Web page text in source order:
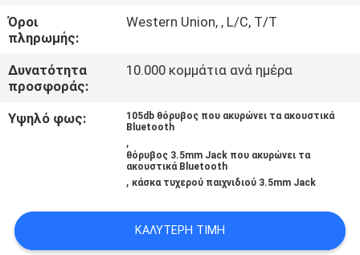
ΖΗΤΉΣΤΕ
ΈΝΑ
ΑΠΌΣΠΑΣΜΑ
POLICY
Όροι
πληρωμής:
Western Union, , L/C, T/T
Δυνατότητα
προσφοράς:
10.000 κομμάτια ανά ημέρα
Υψηλό φως:
105db θόρυβος που ακυρώνει τα ακουστικά
Bluetooth
,
θόρυβος 3.5mm Jack που ακυρώνει τα
ακουστικά Bluetooth
, κάσκα τυχερού παιχνιδιού 3.5mm Jack
ΚΑΛΎΤΕΡΗ ΤΙΜΉ